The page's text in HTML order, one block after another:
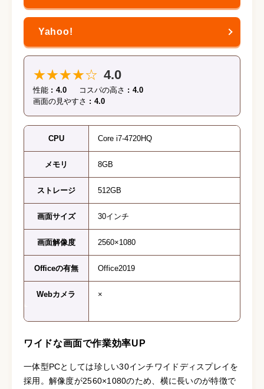
★★★★☆ 4.0
性能 4.0 コスパの高さ
4.0
画面の見やすさ
4.0
CPU Core i7-4720HQ
メモリ 8GB
ストレージ 512GB
画面サイズ 30インチ
画面解像度 2560×1080
Officeの有無 Office2019
Webカメラ ×
ワイドな画面で作業効率UP
一体型PCとしては珍しい30インチワイドディスプレイを
採用。解像度が2560×1080のため、横に長いのが特徴で